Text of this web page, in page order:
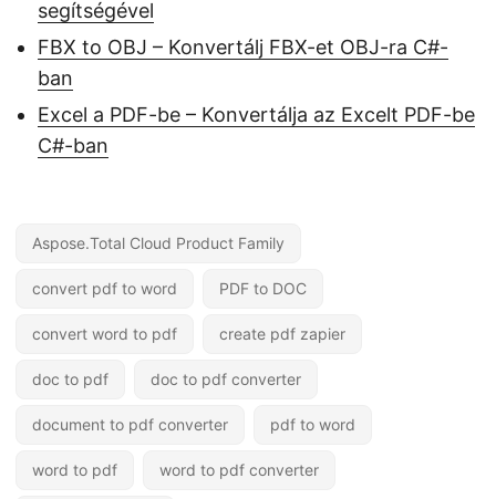
segítségével
FBX to OBJ – Konvertálj FBX-et OBJ-ra C#-
ban
Excel a PDF-be – Konvertálja az Excelt PDF-be
C#-ban
Aspose.Total Cloud Product Family
convert pdf to word PDF to DOC
convert word to pdf create pdf zapier
doc to pdf doc to pdf converter
document to pdf converter pdf to word
word to pdf word to pdf converter